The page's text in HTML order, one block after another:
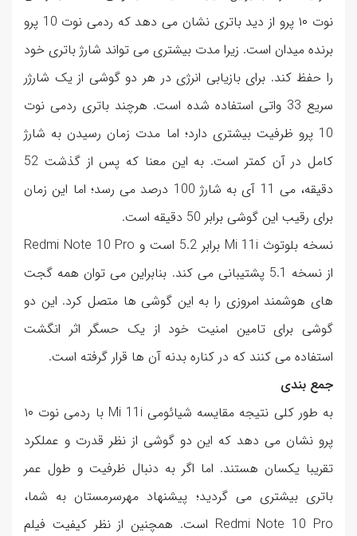
نوت ۱۰ پرو از دید باتری نشان می دهد که ردمی نوت 10 پرو
برنده میدان است. زیرا مدت بیشتری می تواند شارژ باتری خود
را حفظ کند. برای بازیابی انرژی در هر دو گوشی از یک شارژر
سریع 33 واتی استفاده شده است. هرچند باتری ردمی نوت
10 پرو ظرفیت بیشتری دارد؛ اما مدت زمان رسیدن به شارژ
کامل در آن کمتر است. به این معنا که پس از گذشت 52
دقیقه، می 11 آی به شارژ 100 درصد می رسد؛ اما این زمان
برای رقیب این گوشی برابر 50 دقیقه است.
نسخه بلوتوث Mi 11i برابر 5.2 است و Redmi Note 10 Pro
از نسخه 5.1 پشتیبانی می کند. بنابراین می توان همه گجت
های هوشمند امروزی را به این گوشی ها متصل کرد. این دو
گوشی برای تامین امنیت خود از یک حسگر اثر انگشت
استفاده می کنند که در کناره بدنه آن ها قرار گرفته است.
جمع بندی
به طور کلی نتیجه مقایسه شیائومی Mi 11i با ردمی نوت ۱۰
پرو نشان می دهد که این دو گوشی از نظر قدرت و عملکرد
تقریبا یکسان هستند. اما اگر به دنبال ظرفیت و طول عمر
باتری بیشتری می گردید؛ پیشنهاد مهرسرمستان به شما،
Redmi Note 10 Pro است. همچنین از نظر کیفیت فیلم